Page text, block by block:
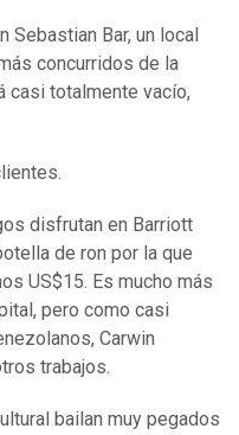
Sebastian Bar, un local
concurridos de la
casi totalmente vacío,
disfrutan en Barriott
de ron por la que
US$15. Es mucho más
pero como casi
Carwin
trabajos.
bailan muy pegados